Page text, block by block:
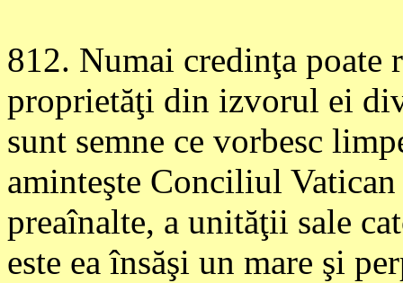
812. Numai credinţa poate
proprietăţi din izvorul ei
sunt semne ce vorbesc
aminteşte Conciliul
preaînalte, a unităţii sale
este ea însăşi un mare şi